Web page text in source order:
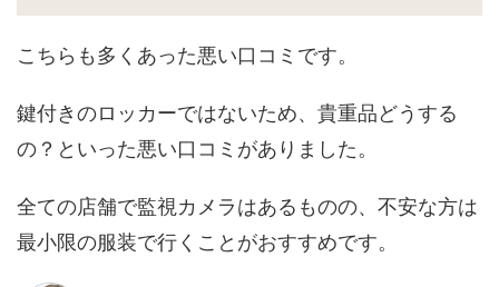
こちらも多くあった悪い口コミです。
鍵付きのロッカーではないため、貴重品どうする
の？といった悪い口コミがありました。
全ての店舗で監視カメラはあるものの、不安な方は
最小限の服装で行くことがおすすめです。